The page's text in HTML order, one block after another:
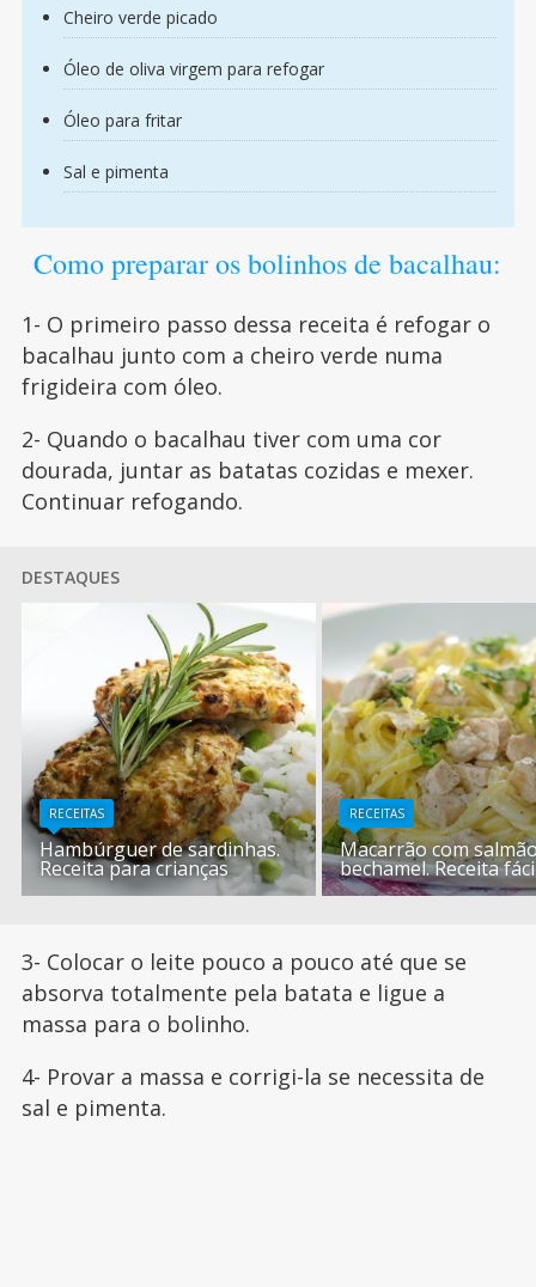
Cheiro verde picado
Óleo de oliva virgem para refogar
Óleo para fritar
Sal e pimenta
Como preparar os bolinhos de bacalhau:
1- O primeiro passo dessa receita é refogar o
bacalhau junto com a cheiro verde numa
frigideira com óleo.
2- Quando o bacalhau tiver com uma cor
dourada, juntar as batatas cozidas e mexer.
Continuar refogando.
DESTAQUES
RECEITAS
Hambúrguer de sardinhas.
Receita para crianças
RECEITAS
Macarrão com
bechamel. Receita
3- Colocar o leite pouco a pouco até que se
absorva totalmente pela batata e ligue a
massa para o bolinho.
4- Provar a massa e corrigi-la se necessita de
sal e pimenta.